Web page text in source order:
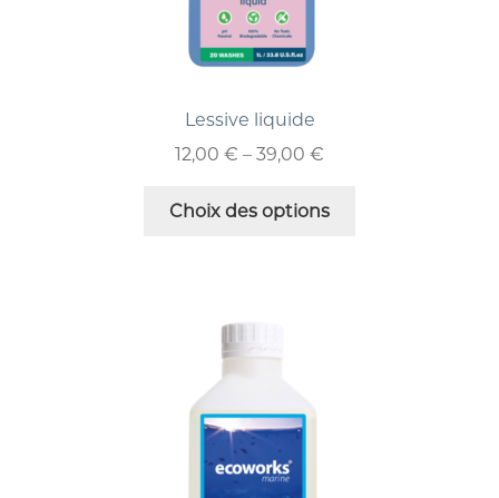
Lessive liquide
12,00 € – 39,00 €
Choix des options